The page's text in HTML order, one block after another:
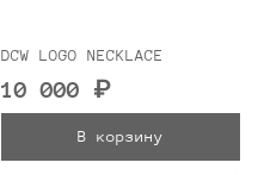
DCW LOGO NECKLACE
10 000 ₽
В корзину